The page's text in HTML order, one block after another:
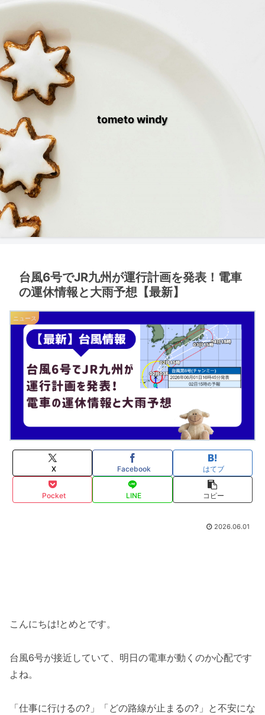
tometo windy
台風6号でJR九州が運行計画を発表！電車
の運休情報と大雨予想【最新】
ニュース
X Facebook はてブ
Pocket LINE コピー
2026.06.01
こんにちは!とめとです。
台風6号が接近していて、明日の電車が動くのか心配です
よね。
「仕事に行けるの?」「どの路線が止まるの?」と不安にな